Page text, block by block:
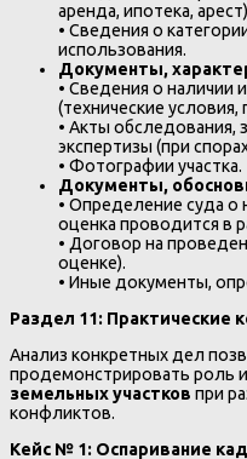
аренда, ипотека,
• Сведения о
использования.
Документы,
• Сведения о наличии
(технические
• Акты обследования,
экспертизы (при
• Фотографии участка.
Документы,
• Определение суда о
оценка проводится в
• Договор на
оценке).
• Иные документы,
Раздел 11: Практические
Анализ конкретных дел
продемонстрировать роль и
земельных участков при
конфликтов.
Кейс № 1: Оспаривание